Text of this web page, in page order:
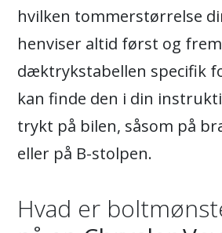
hvilken tommerstørrelse
henviser altid først og
dæktrykstabellen specifik
kan finde den i din
trykt på bilen, såsom på
eller på B-stolpen.
Hvad er